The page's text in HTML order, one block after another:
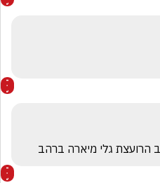
הרועצת גלי מיארה ברהב